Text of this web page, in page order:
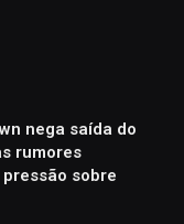
nega saída do
rumores
sobre